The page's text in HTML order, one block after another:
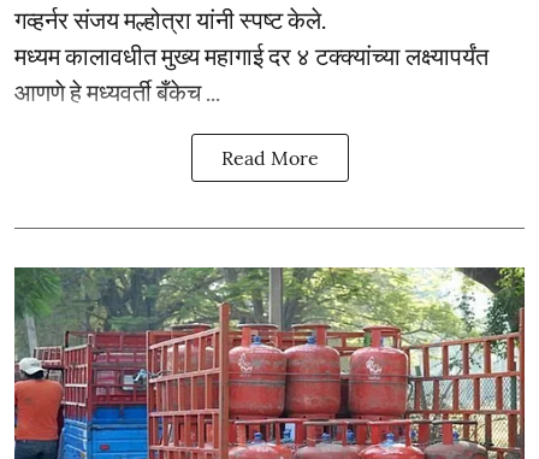
गव्हर्नर संजय मल्होत्रा यांनी स्पष्ट केले.
मध्यम कालावधीत मुख्य महागाई दर ४ टक्क्यांच्या लक्ष्यापर्यंत
आणणे हे मध्यवर्ती बँकेच ...
Read More